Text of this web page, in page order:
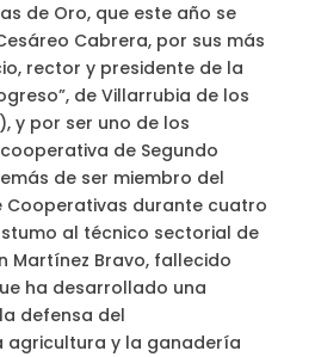
de Oro, que este año se
Cabrera, por sus más
rector y presidente de la
de Villarrubia de los
y por ser uno de los
de Segundo
de ser miembro del
Cooperativas durante cuatro
al técnico sectorial de
Martínez Bravo, fallecido
ha desarrollado una
defensa del
agricultura y la ganadería